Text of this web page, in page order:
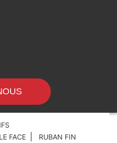
FACE
RUBAN FIN